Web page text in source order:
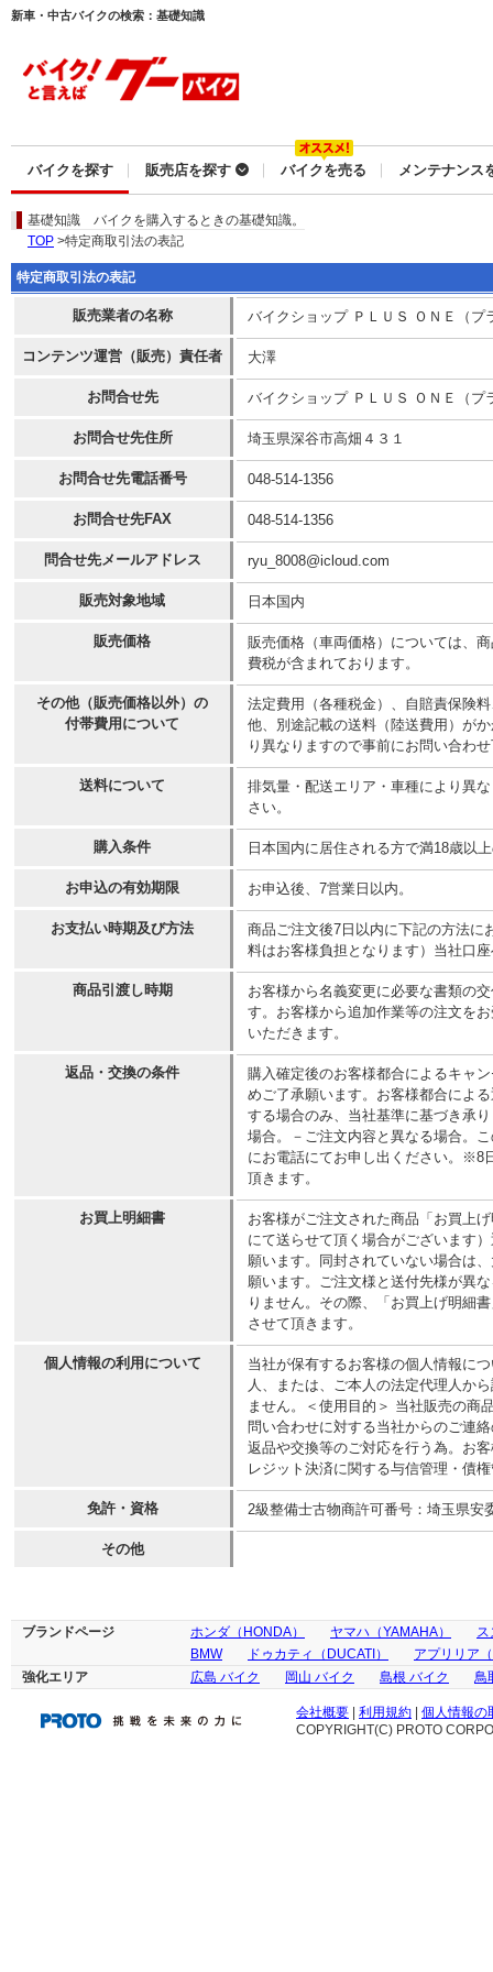
新車・中古バイクの検索：基礎知識
バイクを探す 販売店を探す バイクを売る メンテナンス
基礎知識 バイクを購入するときの基礎知識。
TOP >特定商取引法の表記
特定商取引法の表記
販売業者の名称 バイクショップ ＰＬＵＳ ＯＮＥ（プ
コンテンツ運営（販売）責任者 大澤
お問合せ先 バイクショップ ＰＬＵＳ ＯＮＥ（プ
お問合せ先住所 埼玉県深谷市高畑４３１
お問合せ先電話番号 048-514-1356
お問合せ先FAX 048-514-1356
問合せ先メールアドレス ryu_8008@icloud.com
販売対象地域 日本国内
販売価格
販売価格（車両価格）については、
費税が含まれております。
その他（販売価格以外）の
付帯費用について
法定費用（各種税金）、自賠責保険
他、別途記載の送料（陸送費用）が
り異なりますので事前にお問い合わ
送料について
排気量・配送エリア・車種により異
さい。
購入条件 日本国内に居住される方で満18歳以
お申込の有効期限 お申込後、7営業日以内。
お支払い時期及び方法
商品ご注文後7日以内に下記の方法に
料はお客様負担となります）当社口
商品引渡し時期
お客様から名義変更に必要な書類の
す。お客様から追加作業等の注文を
いただきます。
返品・交換の条件
購入確定後のお客様都合によるキャ
めご了承願います。お客様都合によ
する場合のみ、当社基準に基づき承
場合。－ご注文内容と異なる場合。
にお電話にてお申し出ください。※8
頂きます。
お買上明細書
お客様がご注文された商品「お買上
にて送らせて頂く場合がございます
願います。同封されていない場合は
願います。ご注文様と送付先様が異
りません。その際、「お買上げ明細
させて頂きます。
個人情報の利用について
当社が保有するお客様の個人情報に
人、または、ご本人の法定代理人か
ません。＜使用目的＞ 当社販売の商
問い合わせに対する当社からのご連
返品や交換等のご対応を行う為。お
レジット決済に関する与信管理・債
免許・資格 2級整備士古物商許可番号：埼玉県安
その他
ブランドページ ホンダ（HONDA） ヤマハ（YAMAHA）
ス
BMW
ドゥカティ（DUCATI）
アプリリア
強化エリア
広島 バイク 岡山 バイク 島根 バイク 鳥
会社概要 利用規約
個人情報の
COPYRIGHT(C) PROTO